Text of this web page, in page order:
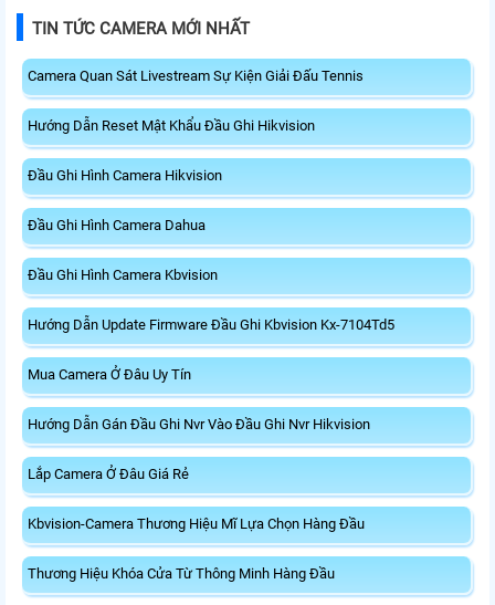
TIN TỨC CAMERA MỚI NHẤT
Camera Quan Sát Livestream Sự Kiện Giải Đấu Tennis
Hướng Dẫn Reset Mật Khẩu Đầu Ghi Hikvision
Đầu Ghi Hình Camera Hikvision
Đầu Ghi Hình Camera Dahua
Đầu Ghi Hình Camera Kbvision
Hướng Dẫn Update Firmware Đầu Ghi Kbvision Kx-7104Td5
Mua Camera Ở Đâu Uy Tín
Hướng Dẫn Gán Đầu Ghi Nvr Vào Đầu Ghi Nvr Hikvision
Lắp Camera Ở Đâu Giá Rẻ
Kbvision-Camera Thương Hiệu Mĩ Lựa Chọn Hàng Đầu
Thương Hiệu Khóa Cửa Từ Thông Minh Hàng Đầu